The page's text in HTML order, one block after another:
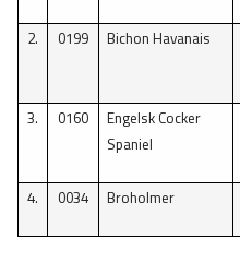
2.
0199 Bichon Havanais
3.
0160
Engelsk Cocker
Spaniel
4.
0034 Broholmer